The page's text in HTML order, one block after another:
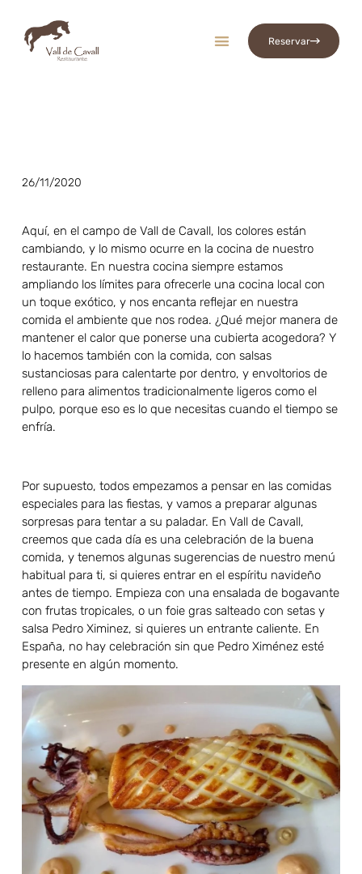
Reservar
26/11/2020
Aquí, en el campo de Vall de Cavall, los colores están
cambiando, y lo mismo ocurre en la cocina de nuestro
restaurante. En nuestra cocina siempre estamos
ampliando los límites para ofrecerle una cocina local con
un toque exótico, y nos encanta reflejar en nuestra
comida el ambiente que nos rodea. ¿Qué mejor manera de
mantener el calor que ponerse una cubierta acogedora? Y
lo hacemos también con la comida, con salsas
sustanciosas para calentarte por dentro, y envoltorios de
relleno para alimentos tradicionalmente ligeros como el
pulpo, porque eso es lo que necesitas cuando el tiempo se
enfría.
Por supuesto, todos empezamos a pensar en las comidas
especiales para las fiestas, y vamos a preparar algunas
sorpresas para tentar a su paladar. En Vall de Cavall,
creemos que cada día es una celebración de la buena
comida, y tenemos algunas sugerencias de nuestro menú
habitual para ti, si quieres entrar en el espíritu navideño
antes de tiempo. Empieza con una ensalada de bogavante
con frutas tropicales, o un foie gras salteado con setas y
salsa Pedro Ximinez, si quieres un entrante caliente. En
España, no hay celebración sin que Pedro Ximénez esté
presente en algún momento.